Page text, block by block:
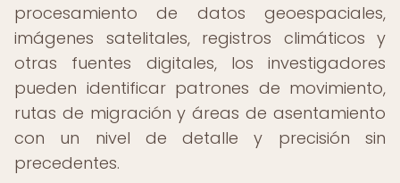
procesamiento de datos geoespaciales,
imágenes satelitales, registros climáticos y
otras fuentes digitales, los investigadores
pueden identificar patrones de movimiento,
rutas de migración y áreas de asentamiento
con un nivel de detalle y precisión sin
precedentes.